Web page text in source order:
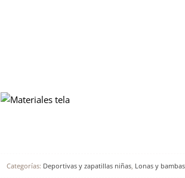
Categorías: Deportivas y zapatillas niñas, Lonas y